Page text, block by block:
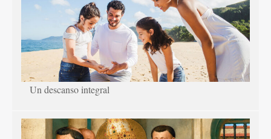
Un descanso integral